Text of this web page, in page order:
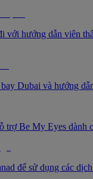
với hướng dẫn viên
Dubai và hướng
trợ Be My Eyes dành
để sử dụng các